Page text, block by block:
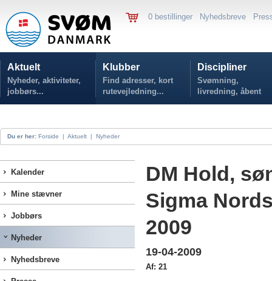
0 bestillinger Nyhedsbreve
Aktuelt
Nyheder, aktiviteter,
jobbørs...
Klubber
Find adresser, kort
rutevejledning...
Discipliner
Svømning,
livredning, åbent
vand...
Du er her: Forside | Aktuelt | Nyheder
Kalender
Mine stævner
Jobbørs
Nyheder
Nyhedsbreve
DM Hold,
Sigma
2009
19-04-2009
Af: 21